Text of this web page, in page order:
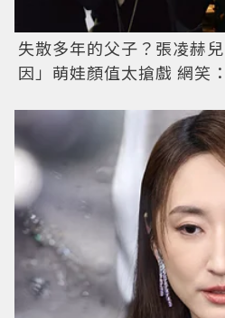
失散多年的父子？張凌赫
因」萌娃顏值太搶戲 網笑